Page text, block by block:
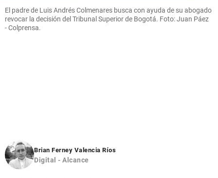
El padre de Luis Andrés Colmenares busca con ayuda de su abogado
revocar la decisión del Tribunal Superior de Bogotá. Foto: Juan Páez
- Colprensa.
Brian Ferney Valencia Ríos
Digital - Alcance